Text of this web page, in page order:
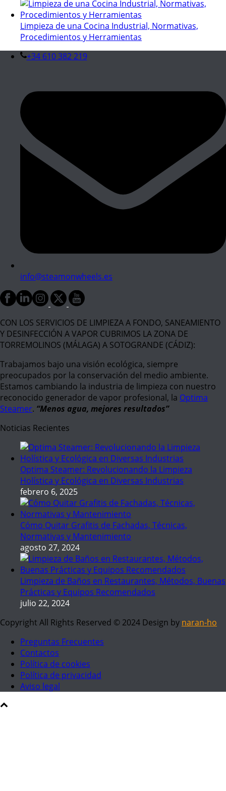
Limpieza de una Cocina Industrial, Normativas,
Procedimientos y Herramientas
+34 610 382 219
info@steamonwheels.es
CON LOS SERVICIOS DE LIMPIEZA A FONDO, SANEAMIENTO
Y DESINFECCIÓN A VAPOR CUBRIMOS LA ZONA DE
TORREMOLINOS (MÁLAGA) A SOTOGRANDE (CÁDIZ):
Trabajamos bajo una visión ecológica, siempre
preocupados por la conservación del medio ambiente.
Estamos cambiando la industria de limpieza con nuestro
reconocido generador de vapor profesional, la Optima
Steamer. “Menos agua, mejores resultados”
Noticias Recientes
Optima Steamer: Revolucionando la Limpieza
Holística y Ecológica en Diversas Industrias
febrero 6, 2025
Cómo Quitar Grafitis de Fachadas, Técnicas,
Normativas y Mantenimiento
agosto 27, 2024
Limpieza de Baños en Restaurantes, Métodos, Buenas
Prácticas y Equipos Recomendados
julio 22, 2024
Copyright All Rights Reserved © 2024 Design by naran-ho
Preguntas Frecuentes
Contactos
Política de cookies
Política de privacidad
Aviso legal